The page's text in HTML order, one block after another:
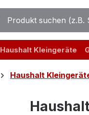
Haushalt Kleingeräte
Haushalt